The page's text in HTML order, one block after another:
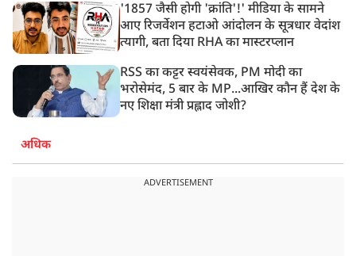
'1857 जैसी होगी 'क्रांति'!' मीडिया के सामने
आए रिजर्वेशन हटाओ आंदोलन के सूत्रधार वेदांश
त्यागी, बता दिया RHA का मास्टरप्लान
RSS का कट्टर स्वयंसेवक, PM मोदी का
भरोसेमंद, 5 बार के MP...आखिर कौन हैं देश के
नए शिक्षा मंत्री प्रह्लाद जोशी?
अधिक
ADVERTISEMENT